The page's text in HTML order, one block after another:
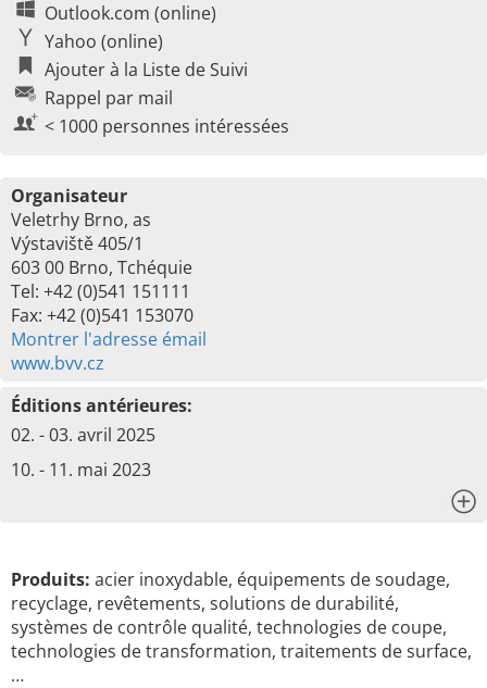
Outlook.com (online)
Yahoo (online)
Ajouter à la Liste de Suivi
Rappel par mail
< 1000 personnes intéressées
Organisateur
Veletrhy Brno, as
Výstaviště 405/1
603 00 Brno, Tchéquie
Tel: +42 (0)541 151111
Fax: +42 (0)541 153070
Montrer l'adresse émail
www.bvv.cz
Éditions antérieures:
02. - 03. avril 2025
10. - 11. mai 2023
Produits: acier inoxydable, équipements de soudage,
recyclage, revêtements, solutions de durabilité,
systèmes de contrôle qualité, technologies de coupe,
technologies de transformation, traitements de surface,
…